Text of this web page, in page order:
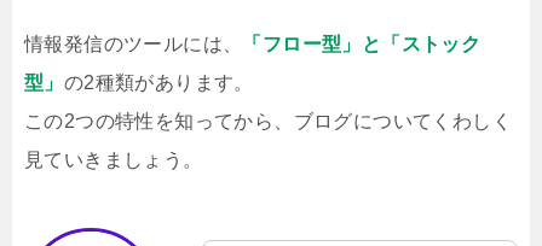
情報発信のツールには、
「フロー型」と「ストック
型」 の2種類があります。
この2つの特性を知ってから、ブログについてくわしく
見ていきましょう。